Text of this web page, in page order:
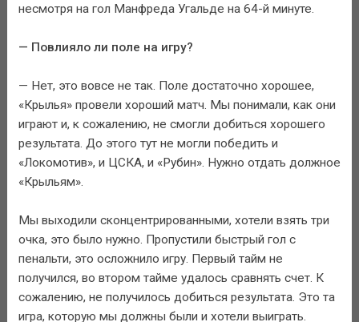
несмотря на гол Манфреда Угальде на 64-й минуте.
— Повлияло ли поле на игру?
— Нет, это вовсе не так. Поле достаточно хорошее,
«Крылья» провели хороший матч. Мы понимали, как они
играют и, к сожалению, не смогли добиться хорошего
результата. До этого тут не могли победить и
«Локомотив», и ЦСКА, и «Рубин». Нужно отдать должное
«Крыльям».
Мы выходили сконцентрированными, хотели взять три
очка, это было нужно. Пропустили быстрый гол с
пенальти, это осложнило игру. Первый тайм не
получился, во втором тайме удалось сравнять счет. К
сожалению, не получилось добиться результата. Это та
игра, которую мы должны были и хотели выиграть.